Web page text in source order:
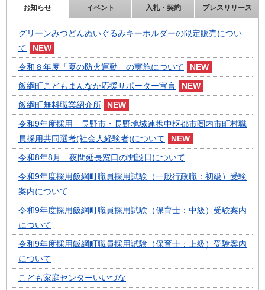
お知らせ イベント 入札・契約 プレスリリース
グリーンみつどんぬいぐるみキーホルダーの限定販売につい
て
令和８年度「夏の防火運動」の実施について
飯綱町こどもまんなか応援サポーター宣言
飯綱町無料職業紹介所
令和9年度採用 長野市・長野地域連携中枢都市圏内市町村職
員採用共同選考(社会人経験者)について
令和8年8月 夜間延長窓口の開設日について
令和9年度採用飯綱町職員採用試験（一般行政職：初級）受験
案内について
令和9年度採用飯綱町職員採用試験（保育士：中級）受験案内
について
令和9年度採用飯綱町職員採用試験（保育士：上級）受験案内
について
こども家庭センターいいづな